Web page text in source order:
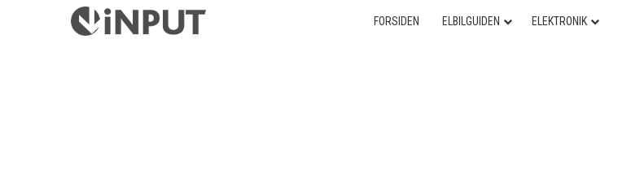
FORSIDEN ELBILGUIDEN ELEKTRONIK